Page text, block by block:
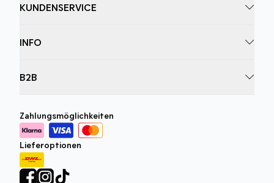
KUNDENSERVICE
INFO
B2B
Zahlungsmöglichkeiten
Lieferoptionen